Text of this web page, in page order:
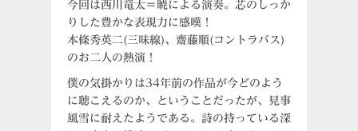
今回は西川竜太＝暁による演奏。芯のしっか
りした豊かな表現力に感嘆！
本條秀英二(三味線)、齋藤順(コントラバス)
のお二人の熱演！
僕の気掛かりは34年前の作品が今どのよう
に聴こえるのか、ということだったが、見事
風雪に耐えたようである。詩の持っている深